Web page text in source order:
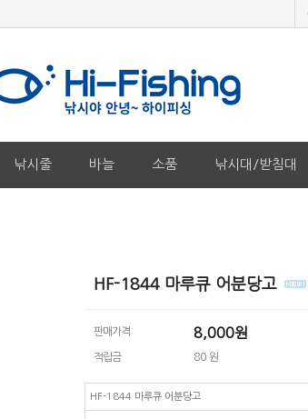
낚시줄 바늘 소품 낚시대/받침대
HF-1844 마루큐 어분당고
판매가격 8,000원
적립금 80 원
HF-1844 마루큐 어분당고